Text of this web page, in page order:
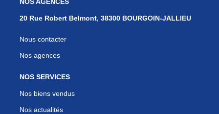
20 Rue Robert Belmont, 38300 BOURGOIN-JALLIEU
Nous contacter
Nos agences
NOS SERVICES
Nos biens vendus
Nos actualités